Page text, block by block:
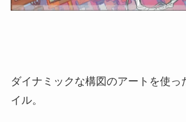
ダイナミックな構図のアートを使っ
イル。